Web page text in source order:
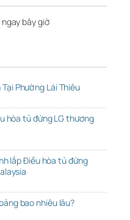
bây giờ
Phường Lái Thiêu
hòa tủ đứng LG thương
lắp Điều hòa tủ đứng
bao nhiêu lâu?